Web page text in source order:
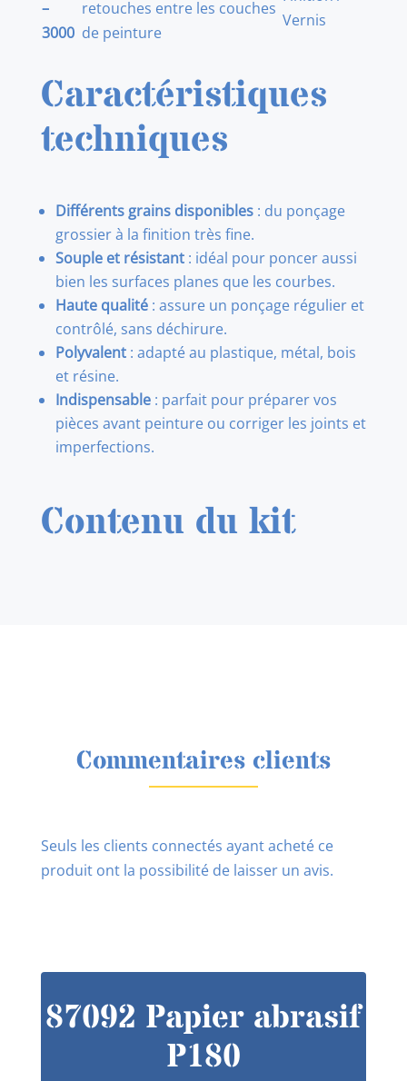
–
3000
retouches entre les couches
de peinture
Vernis
Caractéristiques
techniques
Différents grains disponibles: du ponçage
grossier à la finition très fine.
Souple et résistant: idéal pour poncer aussi
bien les surfaces planes que les courbes.
Haute qualité: assure un ponçage régulier et
contrôlé, sans déchirure.
Polyvalent: adapté au plastique, métal, bois
et résine.
Indispensable: parfait pour préparer vos
pièces avant peinture ou corriger les joints et
imperfections.
Contenu du kit
Commentaires clients
Seuls les clients connectés ayant acheté ce
produit ont la possibilité de laisser un avis.
87092 Papier abrasif
P180